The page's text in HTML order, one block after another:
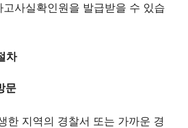
고사실확인원을 발급받을 수 있습
차
문
한 지역의 경찰서 또는 가까운 경